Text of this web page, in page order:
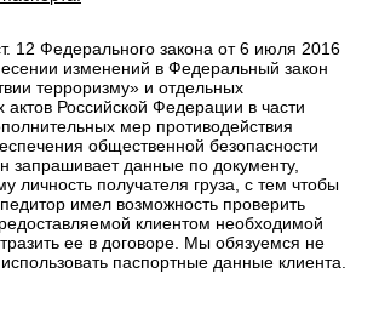
12 Федерального закона от 6 июля 2016
изменений в Федеральный закон
терроризму» и отдельных
актов Российской Федерации в части
мер противодействия
общественной безопасности
запрашивает данные по документу,
личность получателя груза, с тем чтобы
имел возможность проверить
клиентом необходимой
ее в договоре. Мы обязуемся не
паспортные данные клиента.